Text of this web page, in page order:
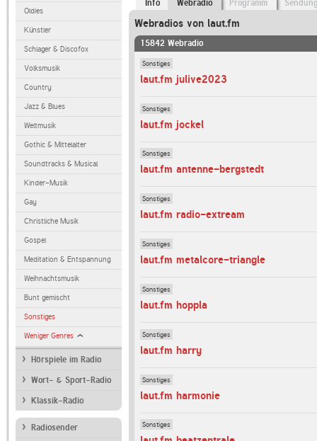
Oldies
Künstler
Schlager & Discofox
Volksmusik
Country
Jazz & Blues
Weltmusik
Gothic & Mittelalter
Soundtracks & Musical
Kinder-Musik
Gay
Christliche Musik
Gospel
Meditation & Entspannung
Weihnachtsmusik
Bunt gemischt
Sonstiges
Weniger Genres
Hörspiele im Radio
Wort- & Sport-Radio
Klassik-Radio
Radiosender
Info Webradio Programm
Webradios von laut.fm
15842 Webradio
Sonstiges
laut.fm julive2023
Sonstiges
laut.fm jockel
Sonstiges
laut.fm antenne-bergstedt
Sonstiges
laut.fm radio-extream
Sonstiges
laut.fm metalcore-triangle
Sonstiges
laut.fm hoppla
Sonstiges
laut.fm harry
Sonstiges
laut.fm harmonie
Sonstiges